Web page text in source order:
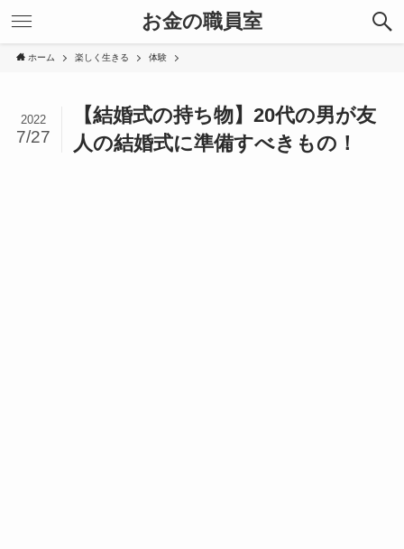
お金の職員室
ホーム 楽しく生きる 体験
【結婚式の持ち物】20代の男が友
人の結婚式に準備すべきもの！
2022
7/27